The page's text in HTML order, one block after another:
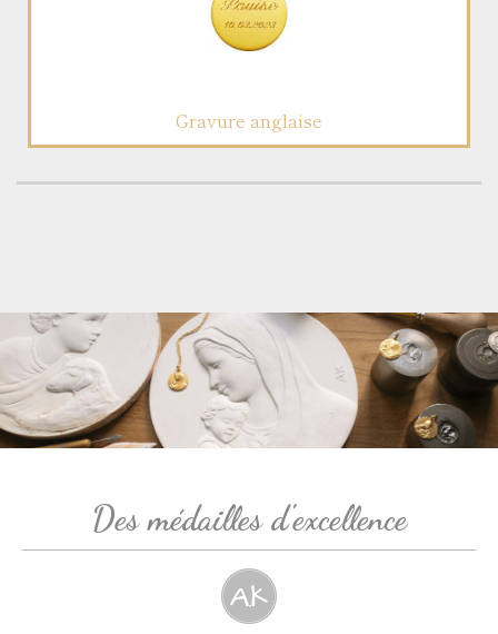
Gravure anglaise
Des médailles d'excellence